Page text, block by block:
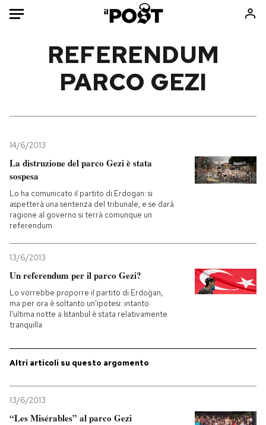
Mondo
Tecnologia
Internet
Cultura
Economia
Libri
Ok Boomer!
Europa
Altrecose
PODCAST
NEWSLETTER
I MIEI PREFERITI
SHOP
REFERENDUM
PARCO GEZI
14/6/2013
La distruzione del parco Gezi è stata
sospesa
Lo ha comunicato il partito di Erdogan: si
aspetterà una sentenza del tribunale, e se darà
ragione al governo si terrà comunque un
referendum
13/6/2013
Un referendum per il parco Gezi?
Lo vorrebbe proporre il partito di Erdoğan,
ma per ora è soltanto un'ipotesi: intanto
l'ultima notte a Istanbul è stata relativamente
tranquilla
Altri articoli su questo argomento
13/6/2013
“Les Misérables” al parco Gezi